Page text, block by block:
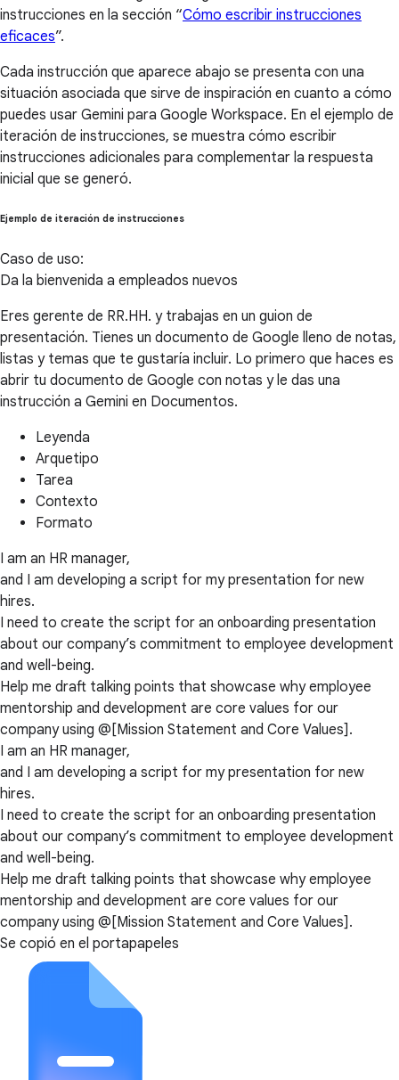
instrucciones en la sección “Cómo escribir instrucciones
eficaces”.
Cada instrucción que aparece abajo se presenta con una
situación asociada que sirve de inspiración en cuanto a cómo
puedes usar Gemini para Google Workspace. En el ejemplo de
iteración de instrucciones, se muestra cómo escribir
instrucciones adicionales para complementar la respuesta
inicial que se generó.
Ejemplo de iteración de instrucciones
Caso de uso:
Da la bienvenida a empleados nuevos
Eres gerente de RR.HH. y trabajas en un guion de
presentación. Tienes un documento de Google lleno de notas,
listas y temas que te gustaría incluir. Lo primero que haces es
abrir tu documento de Google con notas y le das una
instrucción a Gemini en Documentos.
Leyenda
Arquetipo
Tarea
Contexto
Formato
I am an HR manager,
and I am developing a script for my presentation for new
hires.
I need to create the script for an onboarding presentation
about our company’s commitment to employee development
and well-being.
Help me draft talking points that showcase why employee
mentorship and development are core values for our
company using @[Mission Statement and Core Values].
I am an HR manager,
and I am developing a script for my presentation for new
hires.
I need to create the script for an onboarding presentation
about our company’s commitment to employee development
and well-being.
Help me draft talking points that showcase why employee
mentorship and development are core values for our
company using @[Mission Statement and Core Values].
Se copió en el portapapeles